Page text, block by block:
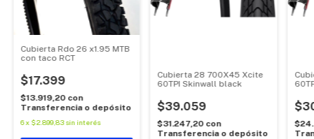
Cubierta Rdo 26 x1.95 MTB
con taco RCT
$17.399
$13.919,20 con
Transferencia o depósito
6x $2.899,83 sin interés
Cubierta 28 700X45 Xcite
60TPI Skinwall black
$39.059
$31.247,20 con
Transferencia o depósito